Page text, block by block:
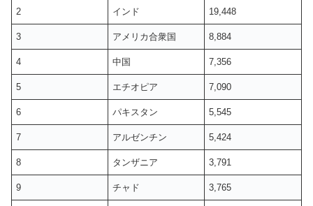
2 インド 19,448
3 アメリカ合衆国 8,884
4 中国 7,356
5 エチオピア 7,090
6 パキスタン 5,545
7 アルゼンチン 5,424
8 タンザニア 3,791
9 チャド 3,765